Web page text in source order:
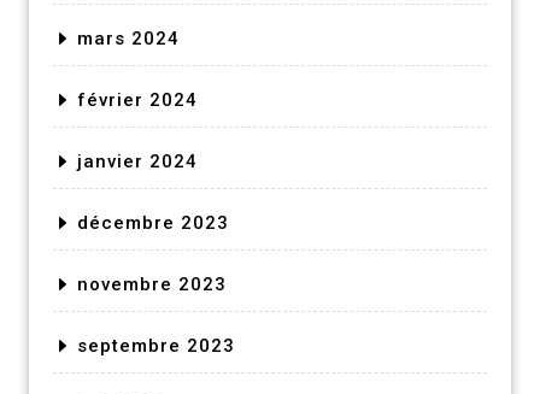
mars 2024
février 2024
janvier 2024
décembre 2023
novembre 2023
septembre 2023